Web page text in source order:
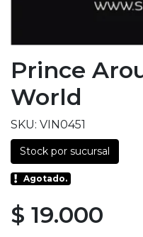
Prince
World
SKU: VIN0451
Stock por sucursal
Agotado.
$ 19.000